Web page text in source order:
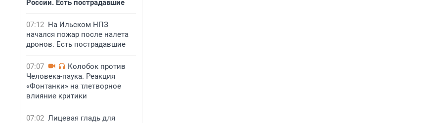
России. Есть пострадавшие
07:12 На Ильском НПЗ
начался пожар после налета
дронов. Есть пострадавшие
07:07
Колобок против
Человека-паука. Реакция
«Фонтанки» на тлетворное
влияние критики
07:02 Лицевая гладь для